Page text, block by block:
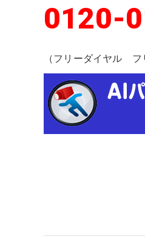
0120-
（フリーダイヤル